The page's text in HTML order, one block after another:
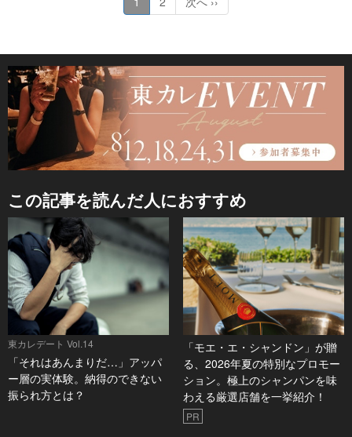
この記事を読んだ人におすすめ
東カレデート Vol.14
「それはあんまりだ…」アッパ
ー層の実体験。納得のできない
振られ方とは？
「モエ・エ・シャンドン」が贈
る、2026年夏の特別なプロモー
ション。極上のシャンパンを味
わえる厳選店舗を一挙紹介！
PR